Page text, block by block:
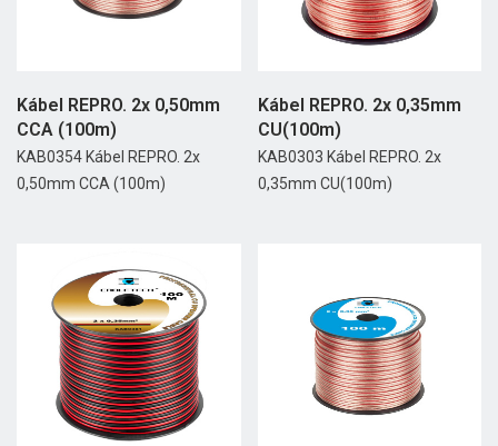
Kábel REPRO. 2x 0,50mm
CCA (100m)
KAB0354 Kábel REPRO. 2x
0,50mm CCA (100m)
Kábel REPRO. 2x 0,35mm
CU(100m)
KAB0303 Kábel REPRO. 2x
0,35mm CU(100m)